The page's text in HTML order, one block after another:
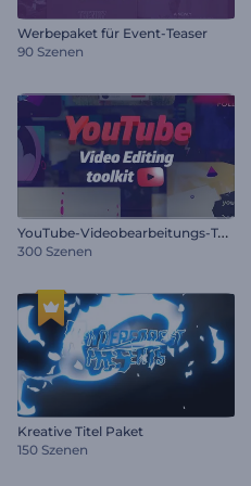
Werbepaket für Event-Teaser
90 Szenen
Y
ouTube-Videobearbeitungs-Toolkit
300 Szenen
Kreative Titel Paket
150 Szenen